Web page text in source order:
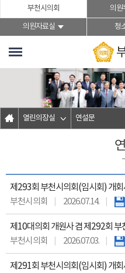
본문바로가기
부천시의회 의원
의원자료실 청
열린의장실 연설문
제293회 부천시의회(임시회) 개회
부천시의회
2026.07.14.
제10대의회 개원사 겸 제292회
부천시의회
2026.07.03.
제291회 부천시의회(임시회) 개회